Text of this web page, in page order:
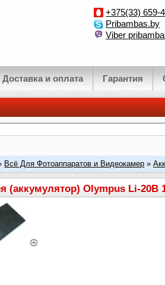
+375(33) 659-
Pribambas.by
Viber
Доставка и оплата Гарантия
Всё Для Фотоаппаратов и Видеокамер »
(аккумулятор) Olympus Li-20B